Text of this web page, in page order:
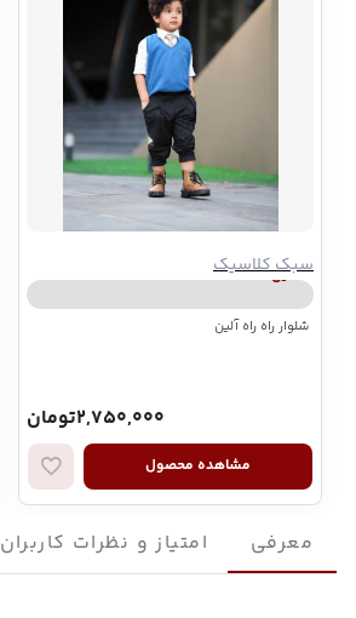
سبک کلاسیک
آلین
شلوار راه راه آلین
2,750,000تومان
مشاهده محصول
معرفی امتیاز و نظرات کاربران